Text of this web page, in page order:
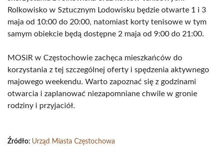
Rolkowisko w Sztucznym Lodowisku będzie otwarte 1 i 3
maja od 10:00 do 20:00, natomiast korty tenisowe w tym
samym obiekcie będą dostępne 2 maja od 9:00 do 21:00.
MOSiR w Częstochowie zachęca mieszkańców do
korzystania z tej szczególnej oferty i spędzenia aktywnego
majowego weekendu. Warto zapoznać się z godzinami
otwarcia i zaplanować niezapomniane chwile w gronie
rodziny i przyjaciół.
Źródło: Urząd Miasta Częstochowa